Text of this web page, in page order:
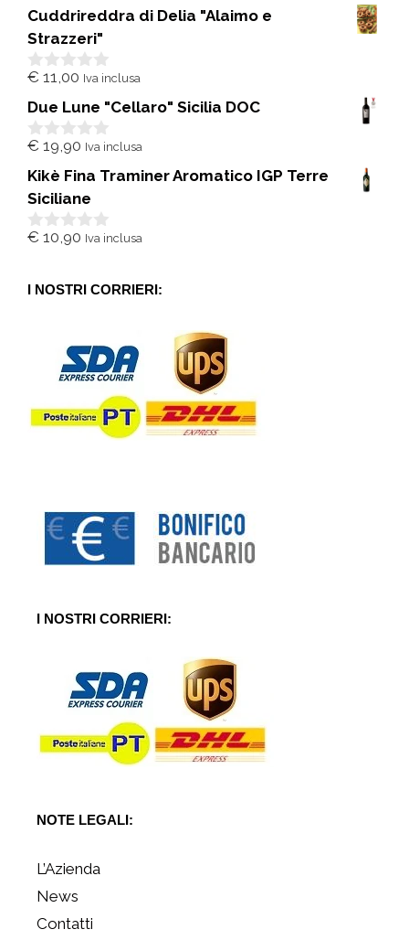
u
5
Cuddrireddra di Delia "Alaimo e
Strazzeri"
0
u
5
€ 11,00 Iva inclusa
Due Lune "Cellaro" Sicilia DOC
0
u
5
€ 19,90 Iva inclusa
Kikè Fina Traminer Aromatico IGP Terre
Siciliane
0
5
€ 10,90 Iva inclusa
I NOSTRI CORRIERI:
I NOSTRI CORRIERI:
NOTE LEGALI:
L’Azienda
News
Contatti